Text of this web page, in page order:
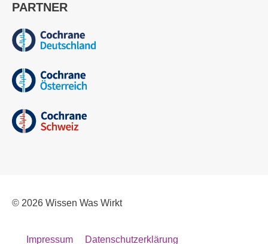
PARTNER
© 2026 Wissen Was Wirkt
Impressum Datenschutzerklärung